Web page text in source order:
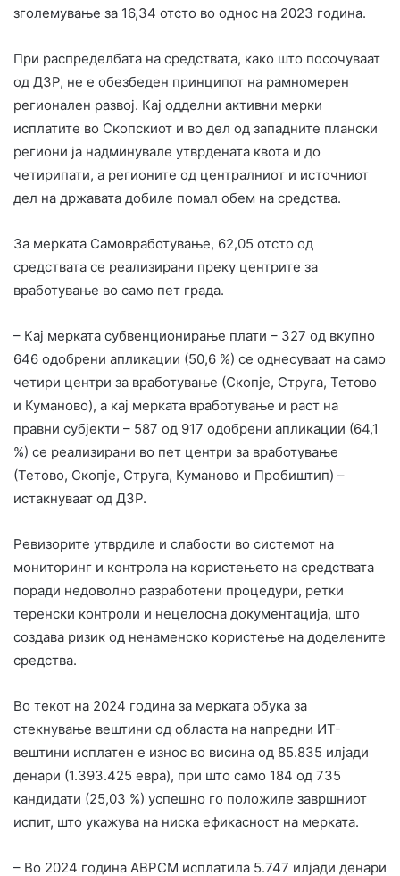
зголемување за 16,34 отсто во однос на 2023 година.
При распределбата на средствата, како што посочуваат
од ДЗР, не е обезбеден принципот на рамномерен
регионален развој. Кај одделни активни мерки
исплатите во Скопскиот и во дел од западните плански
региони ја надминувале утврдената квота и до
четирипати, а регионите од централниот и источниот
дел на државата добиле помал обем на средства.
За мерката Самовработување, 62,05 отсто од
средствата се реализирани преку центрите за
вработување во само пет града.
– Кај мерката субвенционирање плати – 327 од вкупно
646 одобрени апликации (50,6 %) се однесуваат на само
четири центри за вработување (Скопје, Струга, Тетово
и Куманово), а кај мерката вработување и раст на
правни субјекти – 587 од 917 одобрени апликации (64,1
%) се реализирани во пет центри за вработување
(Тетово, Скопје, Струга, Куманово и Пробиштип) –
истакнуваат од ДЗР.
Ревизорите утврдиле и слабости во системот на
мониторинг и контрола на користењето на средствата
поради недоволно разработени процедури, ретки
теренски контроли и нецелосна документација, што
создава ризик од ненаменско користење на доделените
средства.
Во текот на 2024 година за мерката обука за
стекнување вештини од областа на напредни ИТ-
вештини исплатен е износ во висина од 85.835 илјади
денари (1.393.425 евра), при што само 184 од 735
кандидати (25,03 %) успешно го положиле завршниот
испит, што укажува на ниска ефикасност на мерката.
– Во 2024 година АВРСМ исплатила 5.747 илјади денари